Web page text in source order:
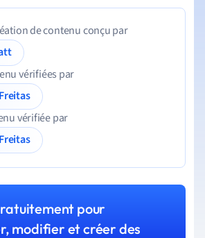
de contenu conçu par
vérifiées par
vérifiée par
pour
modifier et créer des